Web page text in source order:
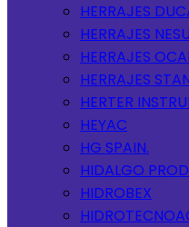
HERRAJES
HERRAJES NESU
HERRAJES
HERRAJES
HERTER
HEYAC
HG SPAIN.
HIDALGO
HIDROBEX